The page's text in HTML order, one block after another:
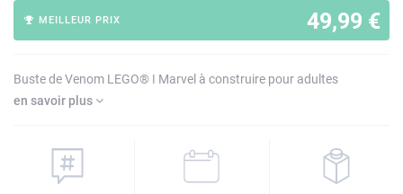
49,99 €
MEILLEUR PRIX
Buste de Venom LEGO® ǀ Marvel à construire pour adultes
en savoir plus